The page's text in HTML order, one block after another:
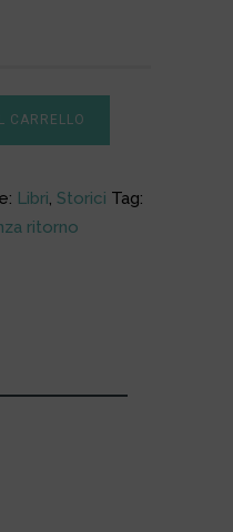
CARRELLO
Libri, Storici Tag:
ritorno